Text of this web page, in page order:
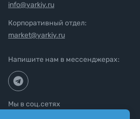
info@yarkiy.ru
Корпоративный отдел:
market@yarkiy.ru
Напишите нам в мессенджерах:
Мы в соц.сетях